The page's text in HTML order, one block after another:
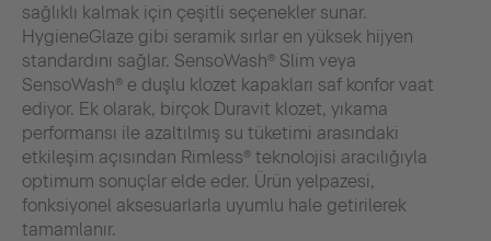
sağlıklı kalmak için çeşitli seçenekler sunar.
HygieneGlaze gibi seramik sırlar en yüksek hijyen
standardını sağlar. SensoWash® Slim veya
SensoWash® e duşlu klozet kapakları saf konfor vaat
ediyor. Ek olarak, birçok Duravit klozet, yıkama
performansı ile azaltılmış su tüketimi arasındaki
etkileşim açısından Rimless® teknolojisi aracılığıyla
optimum sonuçlar elde eder. Ürün yelpazesi,
fonksiyonel aksesuarlarla uyumlu hale getirilerek
tamamlanır.